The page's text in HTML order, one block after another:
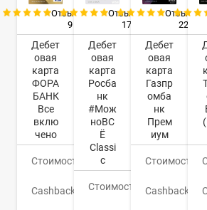
Отзывы:
9
Дебет
овая
карта
ФОРА
БАНК
Все
вклю
чено
Стоимость
руб.
Cashback
1,1-
Отзывы:
17
Дебет
овая
карта
Росба
нк
#Мож
ноВС
Ё
Classi
c
Стоимость
Отзывы:
22
Дебет
овая
карта
Газпр
омба
нк
Прем
иум
Стоимость
Cashback
До